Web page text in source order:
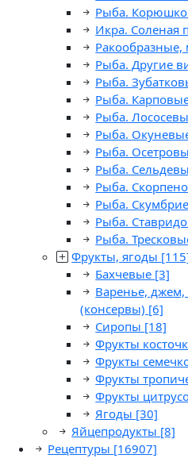
Рыба.
Икра. Соленая
Ракообразные,
Рыба. Другие
Рыба.
Рыба.
Рыба.
Рыба.
Рыба.
Рыба.
Рыба.
Рыба.
Рыба.
Рыба.
Фрукты, ягоды
Бахчевые [3]
Варенье, джем,
(консервы) [6]
Сиропы [18]
Фрукты
Фрукты
Фрукты
Фрукты
Ягоды [30]
Яйцепродукты [8]
Рецептуры [16907]